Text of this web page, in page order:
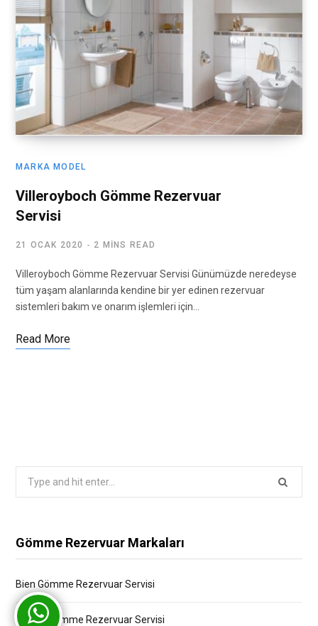
MARKA MODEL
Villeroyboch Gömme Rezervuar
Servisi
21 OCAK 2020 2 MINS READ
Villeroyboch Gömme Rezervuar Servisi Günümüzde neredeyse
tüm yaşam alanlarında kendine bir yer edinen rezervuar
sistemleri bakım ve onarım işlemleri için…
Read More
Gömme Rezervuar Markaları
Bien Gömme Rezervuar Servisi
Bocchi Gömme Rezervuar Servisi